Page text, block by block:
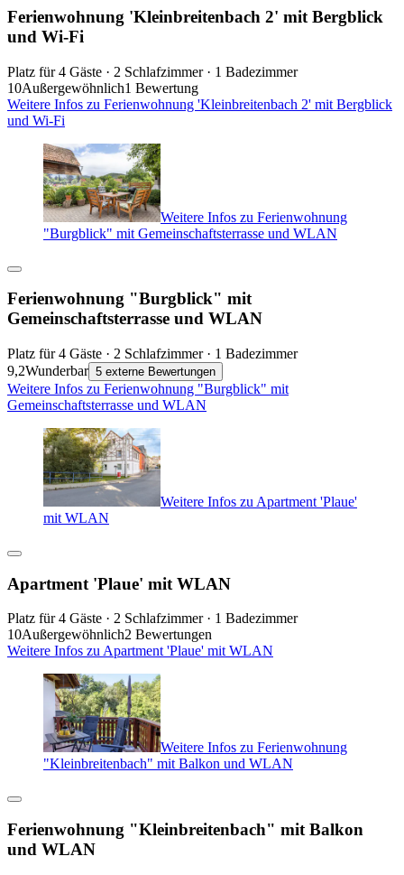
Ferienwohnung 'Kleinbreitenbach 2' mit Bergblick
und Wi-Fi
Platz für 4 Gäste · 2 Schlafzimmer · 1 Badezimmer
10Außergewöhnlich1 Bewertung
Weitere Infos zu Ferienwohnung 'Kleinbreitenbach 2' mit Bergblick
und Wi-Fi
Weitere Infos zu Ferienwohnung
"Burgblick" mit Gemeinschaftsterrasse und WLAN
Ferienwohnung "Burgblick" mit
Gemeinschaftsterrasse und WLAN
Platz für 4 Gäste · 2 Schlafzimmer · 1 Badezimmer
9,2Wunderbar 5 externe Bewertungen
Weitere Infos zu Ferienwohnung "Burgblick" mit
Gemeinschaftsterrasse und WLAN
Weitere Infos zu Apartment 'Plaue'
mit WLAN
Apartment 'Plaue' mit WLAN
Platz für 4 Gäste · 2 Schlafzimmer · 1 Badezimmer
10Außergewöhnlich2 Bewertungen
Weitere Infos zu Apartment 'Plaue' mit WLAN
Weitere Infos zu Ferienwohnung
"Kleinbreitenbach" mit Balkon und WLAN
Ferienwohnung "Kleinbreitenbach" mit Balkon
und WLAN